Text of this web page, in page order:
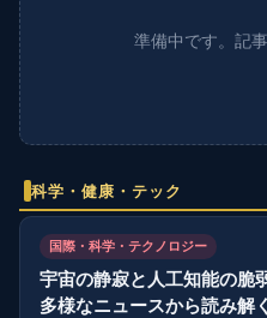
準備中です。記
科学・健康・テック
国際・科学・テクノロジー
宇宙の静寂と人工知能の脆
多様なニュースから読み解